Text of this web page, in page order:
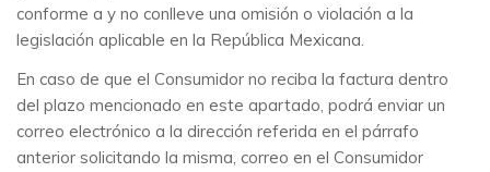
conforme a y no conlleve una omisión o violación a la
legislación aplicable en la República Mexicana.
En caso de que el Consumidor no reciba la factura dentro
del plazo mencionado en este apartado, podrá enviar un
correo electrónico a la dirección referida en el párrafo
anterior solicitando la misma, correo en el Consumidor